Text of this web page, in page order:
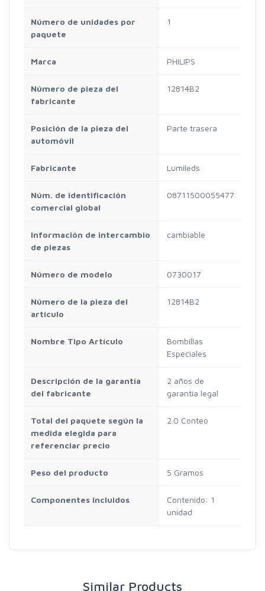
Número de unidades por
paquete
1
Marca PHILIPS
Número de pieza del
fabricante
12814B2
Posición de la pieza del
automóvil
Parte trasera
Fabricante Lumileds
Núm. de identificación
comercial global
08711500055477
Información de intercambio
de piezas
cambiable
Número de modelo 0730017
Número de la pieza del
artículo
12814B2
Nombre Tipo Artículo
Bombillas
Especiales
Descripción de la garantía
del fabricante
2 años de
garantía legal
Total del paquete según la
medida elegida para
referenciar precio
2.0 Conteo
Peso del producto 5 Gramos
Componentes incluidos
Contenido: 1
unidad
Similar Products